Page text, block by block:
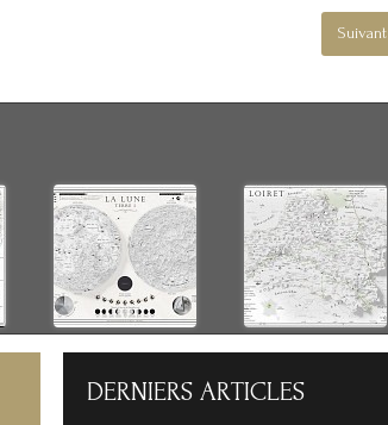
Suivant
DERNIERS ARTICLES